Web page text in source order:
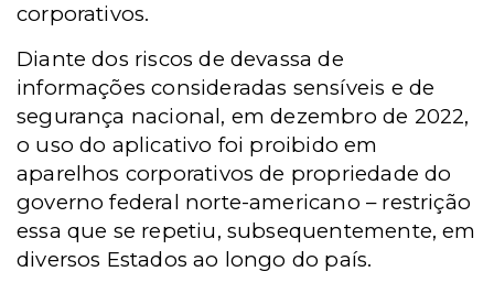
corporativos.
Diante dos riscos de devassa de
informações consideradas sensíveis e de
segurança nacional, em dezembro de 2022,
o uso do aplicativo foi proibido em
aparelhos corporativos de propriedade do
governo federal norte-americano – restrição
essa que se repetiu, subsequentemente, em
diversos Estados ao longo do país.